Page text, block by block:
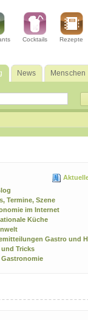
Cocktails Rezepte
News Menschen
Termine, Szene
im Internet
Küche
Gastro und
Tricks
Gastronomie